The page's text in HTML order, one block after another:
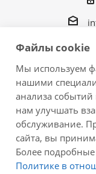
2026 © Winstar
магазин
Файлы cookie
Мы используем
нашими
анализа событий
нам улучшать
обслуживание.
сайта, вы
Более
Политике в